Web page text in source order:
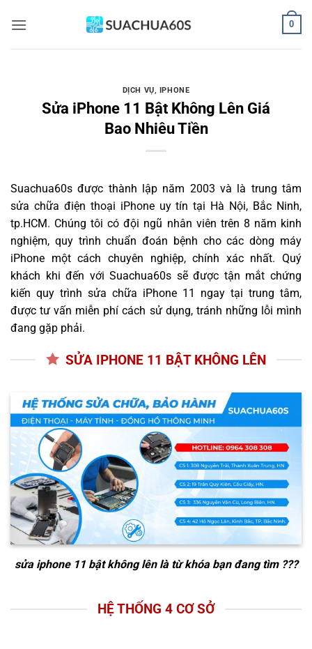
qua
0
DỊCH VỤ, IPHONE
Sửa iPhone 11 Bật Không Lên Giá
Bao Nhiêu Tiền
Suachua60s được thành lập năm 2003 và là trung tâm
sửa chữa điện thoại iPhone uy tín tại Hà Nội, Bắc Ninh,
tp.HCM. Chúng tôi có đội ngũ nhân viên trên 8 năm kinh
nghiệm, quy trình chuẩn đoán bệnh cho các dòng máy
iPhone một cách chuyên nghiệp, chính xác nhất. Quý
khách khi đến với Suachua60s sẽ được tận mắt chứng
kiến quy trình sửa chữa iPhone 11 ngay tại trung tâm,
được tư vấn miễn phí cách sử dụng, tránh những lỗi mình
đang gặp phải.
SỬA IPHONE 11 BẬT KHÔNG LÊN
sửa iphone 11 bật không lênlà từ khóa bạn đang tìm ???
HỆ THỐNG 4 CƠ SỞ